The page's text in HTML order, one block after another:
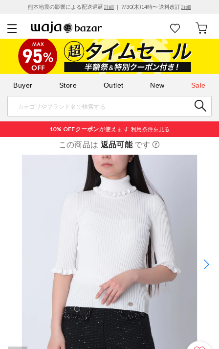
熊本地震の影響による配送遅延 詳細 ｜ 7/30(木)14時〜 送料改訂詳細
Buyer Store Outlet New Sale
10% OFFクーポンが使えます 利用条件を見る
この商品は 返品可能です